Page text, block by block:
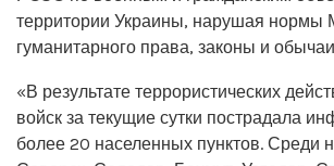
территории Украины, нарушая нормы
гуманитарного права, законы и
«В результате террористических
войск за текущие сутки пострадала
более 20 населенных пунктов. Среди